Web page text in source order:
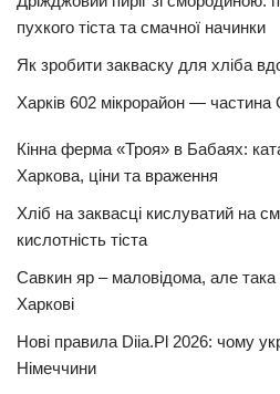
пухкого тіста та смачної начинки
Як зробити закваску для хліба
Харків 602 мікрорайон — частина
Кінна ферма «Троя» в Бабаях:
Харкова, ціни та враження
Хліб на заквасці кислуватий на
кислотність тіста
Савкин яр – маловідома, але така
Харкові
Нові правила Diia.Pl 2026: чому
Німеччини